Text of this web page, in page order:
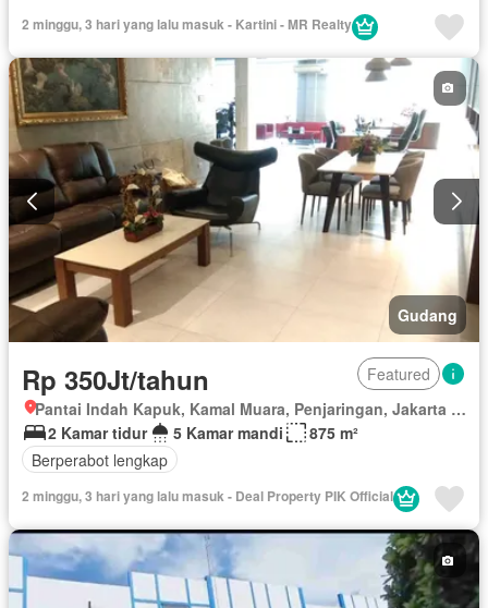
2 minggu, 3 hari yang lalu masuk - Kartini - MR Realty
Gudang
Rp 350Jt/tahun
Featured
Pantai Indah Kapuk, Kamal Muara, Penjaringan, Jakarta Utara, Daerah Khusus Ibukota Jakarta
2 Kamar tidur
5 Kamar mandi
875 m²
Berperabot lengkap
2 minggu, 3 hari yang lalu masuk - Deal Property PIK Official